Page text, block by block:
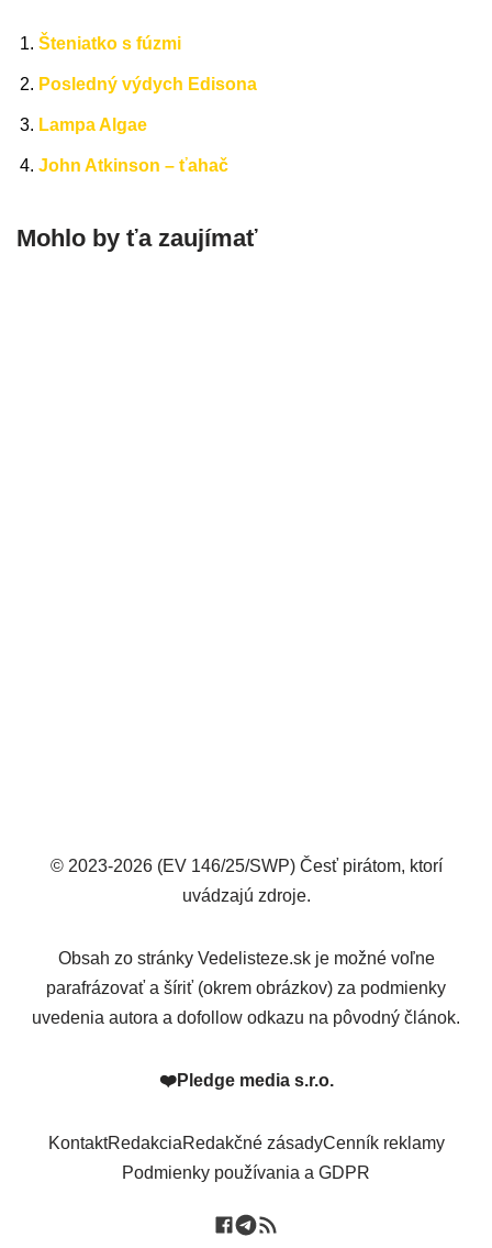
Šteniatko s fúzmi
Posledný výdych Edisona
Lampa Algae
John Atkinson – ťahač
Mohlo by ťa zaujímať
© 2023-2026 (EV 146/25/SWP) Česť pirátom, ktorí
uvádzajú zdroje.
Obsah zo stránky Vedelisteze.sk je možné voľne
parafrázovať a šíriť (okrem obrázkov) za podmienky
uvedenia autora a dofollow odkazu na pôvodný článok.
❤️Pledge media s.r.o.
KontaktRedakciaRedakčné zásadyCenník reklamy
Podmienky používania a GDPR